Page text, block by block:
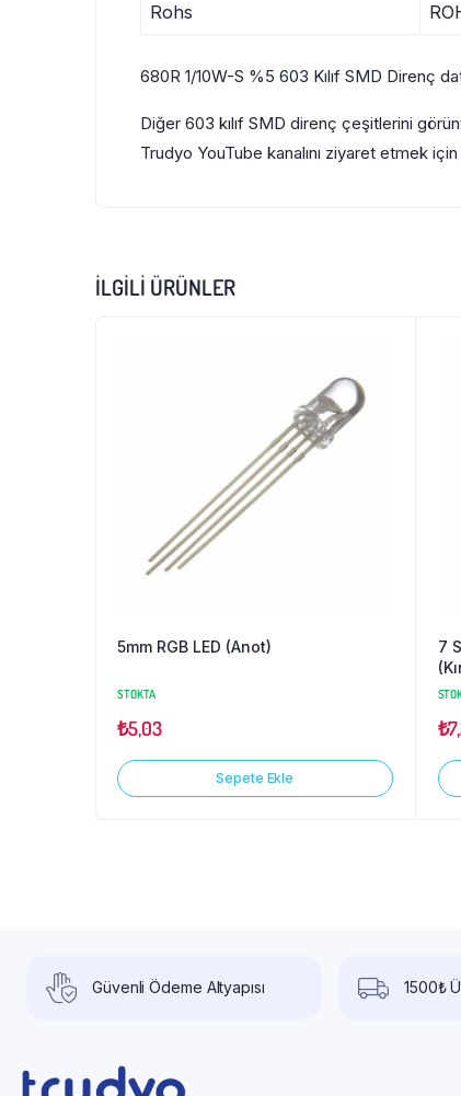
Rohs
680R 1/10W-S %5 603 Kılıf SMD Direnç
Diğer 603 kılıf SMD direnç çeşitlerini
Trudyo YouTube kanalını ziyaret etmek için
İLGILI ÜRÜNLER
5mm RGB LED (Anot)
STOKTA
₺5,03
Sepete Ekle
7
₺
Güvenli Ödeme Altyapısı 1500₺